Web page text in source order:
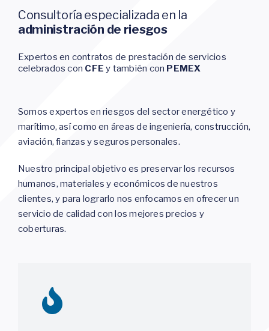
Consultoría especializada en la
administración de riesgos
Expertos en contratos de prestación de servicios
celebrados con CFE y también con PEMEX
Somos expertos en riesgos del sector energético y
marítimo, así como en áreas de ingeniería, construcción,
aviación, fianzas y seguros personales.
Nuestro principal objetivo es preservar los recursos
humanos, materiales y económicos de nuestros
clientes, y para lograrlo nos enfocamos en ofrecer un
servicio de calidad con los mejores precios y
coberturas.